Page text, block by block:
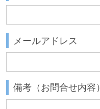
メールアドレス
備考（お問合せ内容）